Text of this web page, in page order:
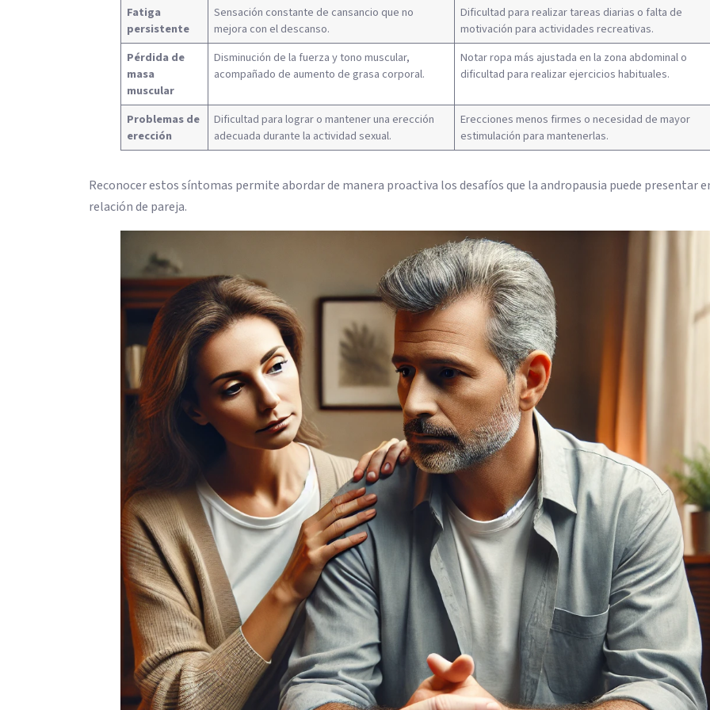
Fatiga
persistente
Sensación constante de cansancio que no
mejora con el descanso.
Dificultad para realizar tareas diarias o falta de
motivación para actividades recreativas.
Pérdida de
masa
muscular
Disminución de la fuerza y tono muscular,
acompañado de aumento de grasa corporal.
Notar ropa más ajustada en la zona abdominal o
dificultad para realizar ejercicios habituales.
Problemas de
erección
Dificultad para lograr o mantener una erección
adecuada durante la actividad sexual.
Erecciones menos firmes o necesidad de mayor
estimulación para mantenerlas.
Reconocer estos síntomas permite abordar de manera proactiva los desafíos que la andropausia puede presentar
relación de pareja.